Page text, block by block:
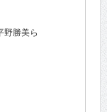
野勝美ら